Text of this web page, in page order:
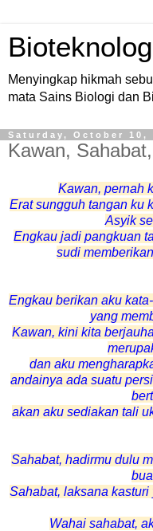
Menyingkap hikmah
mata Sains Biologi dan
Saturday, October 10,
Kawan,
Kawan, pernah
Erat sungguh tangan ku
Asyik
Engkau jadi pangkuan
sudi
Engkau berikan aku
yang
Kawan, kini kita
dan aku
andainya ada suatu
akan aku sediakan tali
Sahabat, hadirmu dulu
Sahabat, laksana
Wahai sahabat,